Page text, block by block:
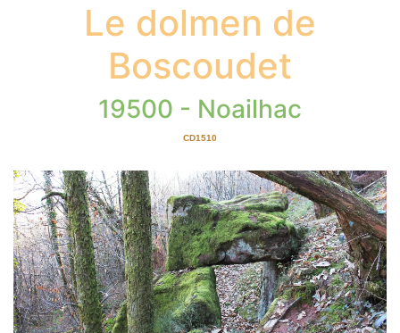
Le dolmen de
Boscoudet
19500 - Noailhac
CD1510